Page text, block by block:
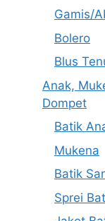
Gamis/
Bolero
Blus
Anak,
Dompet
Batik
Mukena
Batik
Sprei